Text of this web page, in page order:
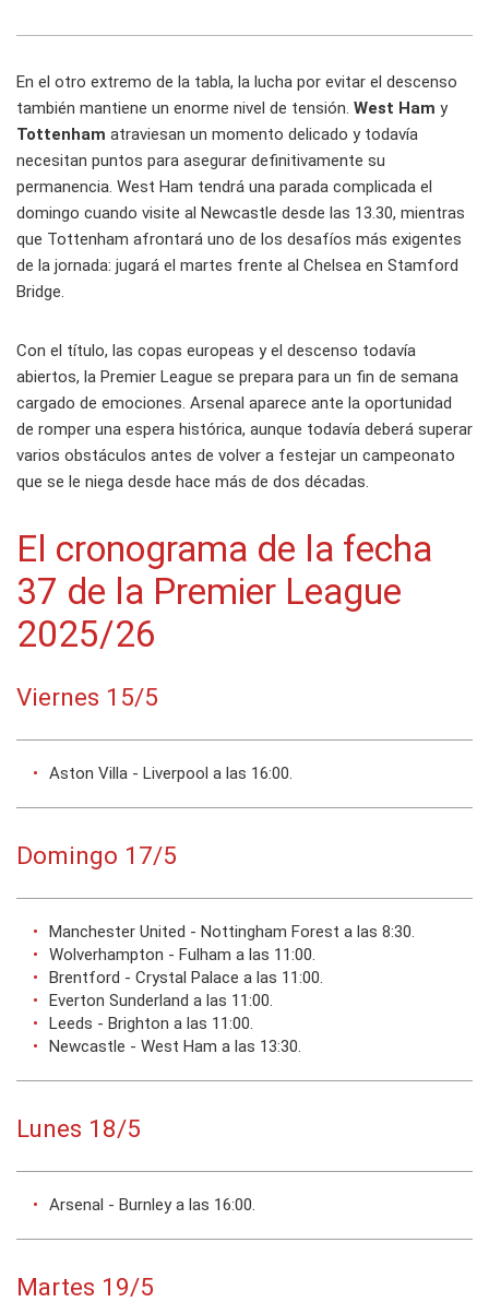
En el otro extremo de la tabla, la lucha por evitar el descenso
también mantiene un enorme nivel de tensión. West Ham y
Tottenham atraviesan un momento delicado y todavía
necesitan puntos para asegurar definitivamente su
permanencia. West Ham tendrá una parada complicada el
domingo cuando visite al Newcastle desde las 13.30, mientras
que Tottenham afrontará uno de los desafíos más exigentes
de la jornada: jugará el martes frente al Chelsea en Stamford
Bridge.
Con el título, las copas europeas y el descenso todavía
abiertos, la Premier League se prepara para un fin de semana
cargado de emociones. Arsenal aparece ante la oportunidad
de romper una espera histórica, aunque todavía deberá superar
varios obstáculos antes de volver a festejar un campeonato
que se le niega desde hace más de dos décadas.
El cronograma de la fecha
37 de la Premier League
2025/26
Viernes 15/5
Aston Villa - Liverpool a las 16:00.
Domingo 17/5
Manchester United - Nottingham Forest a las 8:30.
Wolverhampton - Fulham a las 11:00.
Brentford - Crystal Palace a las 11:00.
Everton Sunderland a las 11:00.
Leeds - Brighton a las 11:00.
Newcastle - West Ham a las 13:30.
Lunes 18/5
Arsenal - Burnley a las 16:00.
Martes 19/5